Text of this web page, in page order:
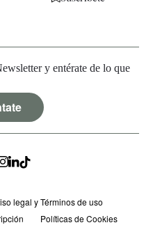
y entérate de lo que
legal y Términos de uso
Políticas de Cookies